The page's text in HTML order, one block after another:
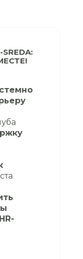
HR-